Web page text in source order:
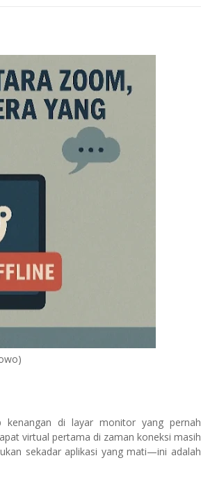
di layar monitor yang pernah
virtual pertama di zaman koneksi masih
sekadar aplikasi yang mati—ini adalah